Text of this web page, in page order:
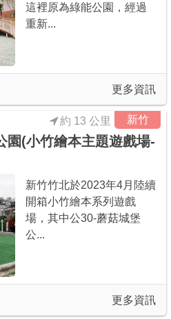
這裡原為綠能公園，經過
重新...
更多資訊
新竹
約 13 公里
園(小竹繪本主題遊戲場-
新竹竹北於2023年4月陸續
開箱小竹繪本系列遊戲
場，其中公30-蘑菇城堡
公...
更多資訊